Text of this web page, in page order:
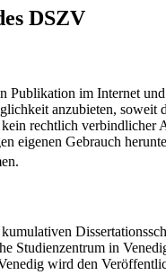
DSZV
Publikation im Internet
anzubieten,
rechtlich verbindlicher
eigenen Gebrauch
Studienzentrum in
wird den